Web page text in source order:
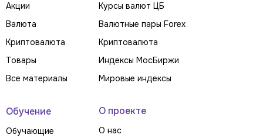
Акции
Валюта
Криптовалюта
Товары
Все материалы
Курсы валют ЦБ
Валютные пары Forex
Криптовалюта
Индексы МосБиржи
Мировые индексы
Обучение
Обучающие
О проекте
О нас